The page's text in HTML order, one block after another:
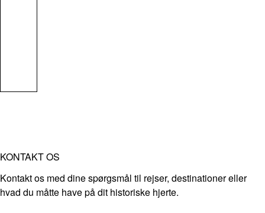
KONTAKT OS
Kontakt os med dine spørgsmål til rejser, destinationer eller
hvad du måtte have på dit historiske hjerte.